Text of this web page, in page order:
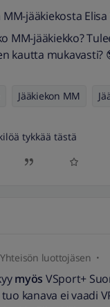
MM-jääkiekosta
MM-jääkiekko?
kautta mukavasti?
Jääkiekon MM
tykkää tästä
luottojäsen
myös VSport+
tuo kanava ei vaadi